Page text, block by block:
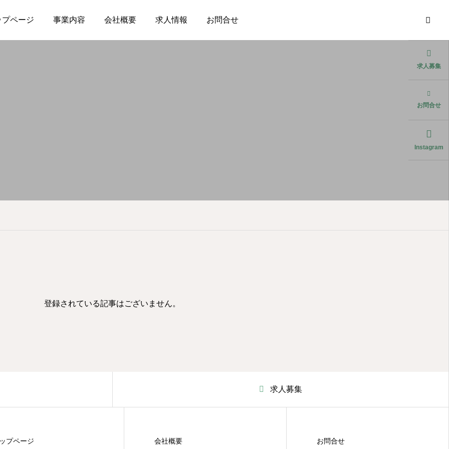
プページ 事業内容 会社概要 求人情報 お問合せ
求人募集
お問合せ
Instagram
登録されている記事はございません。
求人募集
プページ 会社概要 お問合せ